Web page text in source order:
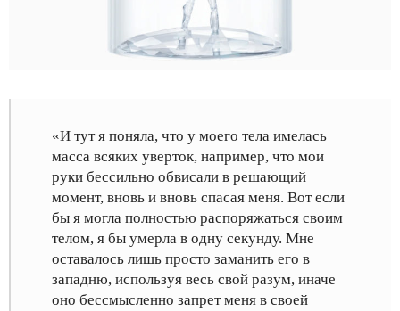
«И тут я поняла, что у моего тела имелась
масса всяких уверток, например, что мои
руки бессильно обвисали в решающий
момент, вновь и вновь спасая меня. Вот если
бы я могла полностью распоряжаться своим
телом, я бы умерла в одну секунду. Мне
оставалось лишь просто заманить его в
западню, используя весь свой разум, иначе
оно бессмысленно запрет меня в своей